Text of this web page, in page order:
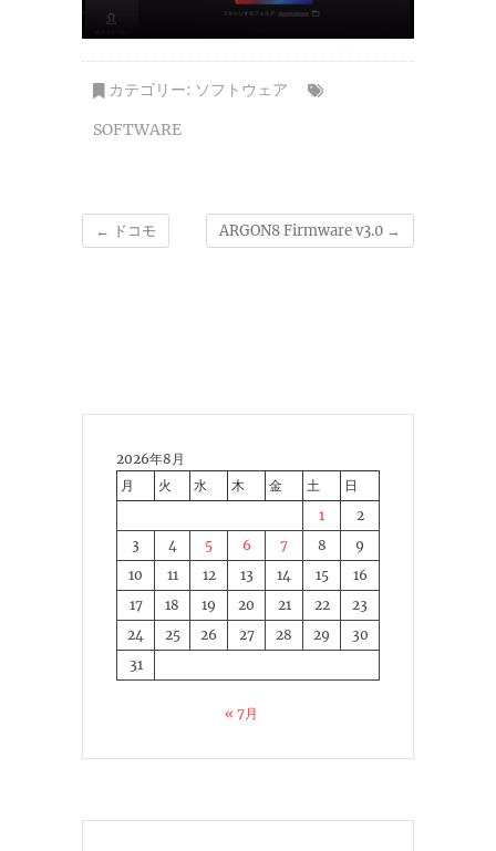
カテゴリー: ソフトウェア
SOFTWARE
← ドコモ ARGON8 Firmware v3.0 →
2026年8月
月
火 水 木 金 土
日
1
2
3
4 5 6 7 8
9
10
11 12 13 14 15
16
17
18 19 20 21 22
23
24
25 26 27 28 29
30
31
« 7月